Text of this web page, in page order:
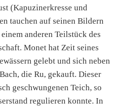
(Kapuzinerkresse und
tauchen auf seinen Bildern
anderen Teilstück des
Monet hat Zeit seines
gelebt und sich neben
die Ru, gekauft. Dieser
geschwungenen Teich, so
regulieren konnte. In